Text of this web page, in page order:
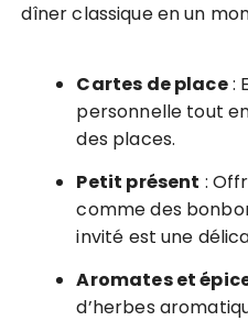
dîner classique en un
Cartes de place:
personnelle tout
des places.
Petit présent :
comme des
invité est une
Aromates et
d’herbes